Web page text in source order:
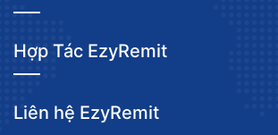
Hợp Tác EzyRemit
Liên hệ EzyRemit